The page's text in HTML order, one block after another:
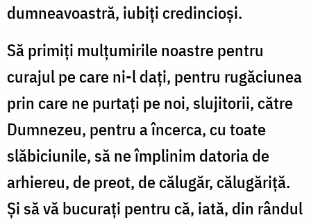
dumneavoastră, iubiți credincioși.
Să primiți mulțumirile noastre pentru
curajul pe care ni-l dați, pentru rugăciunea
prin care ne purtați pe noi, slujitorii, către
Dumnezeu, pentru a încerca, cu toate
slăbiciunile, să ne împlinim datoria de
arhiereu, de preot, de călugăr, călugăriță.
Și să vă bucurați pentru că, iată, din rândul